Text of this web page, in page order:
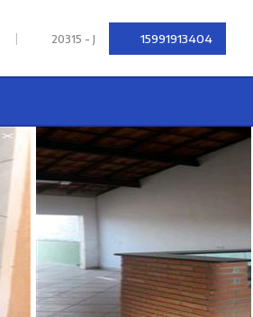
| 20315 - J 15991913404